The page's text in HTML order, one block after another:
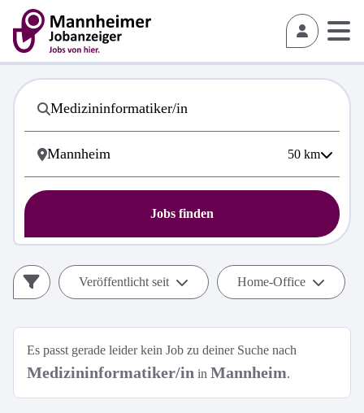
50 km
Jobs finden
Veröffentlicht seit Home-Office
Es passt gerade leider kein Job zu deiner Suche nach
Medizininformatiker/in in Mannheim.